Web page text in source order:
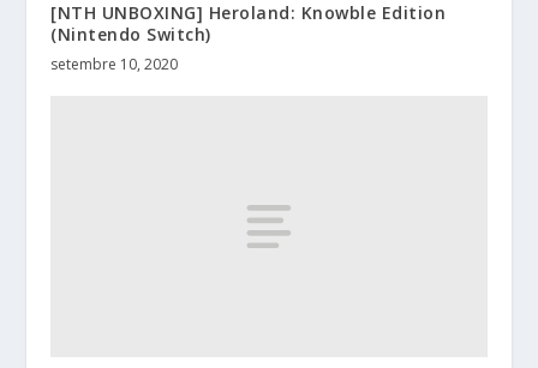
[NTH UNBOXING] Heroland: Knowble Edition
(Nintendo Switch)
setembre 10, 2020